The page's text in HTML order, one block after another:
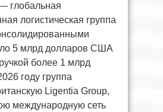
глобальная
логистическая группа
5 млрд долларов США
более 1 млрд
году группа
Ligentia Group,
международную сеть